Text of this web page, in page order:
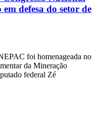
em defesa do setor de
foi homenageada no
da Mineração
federal Zé